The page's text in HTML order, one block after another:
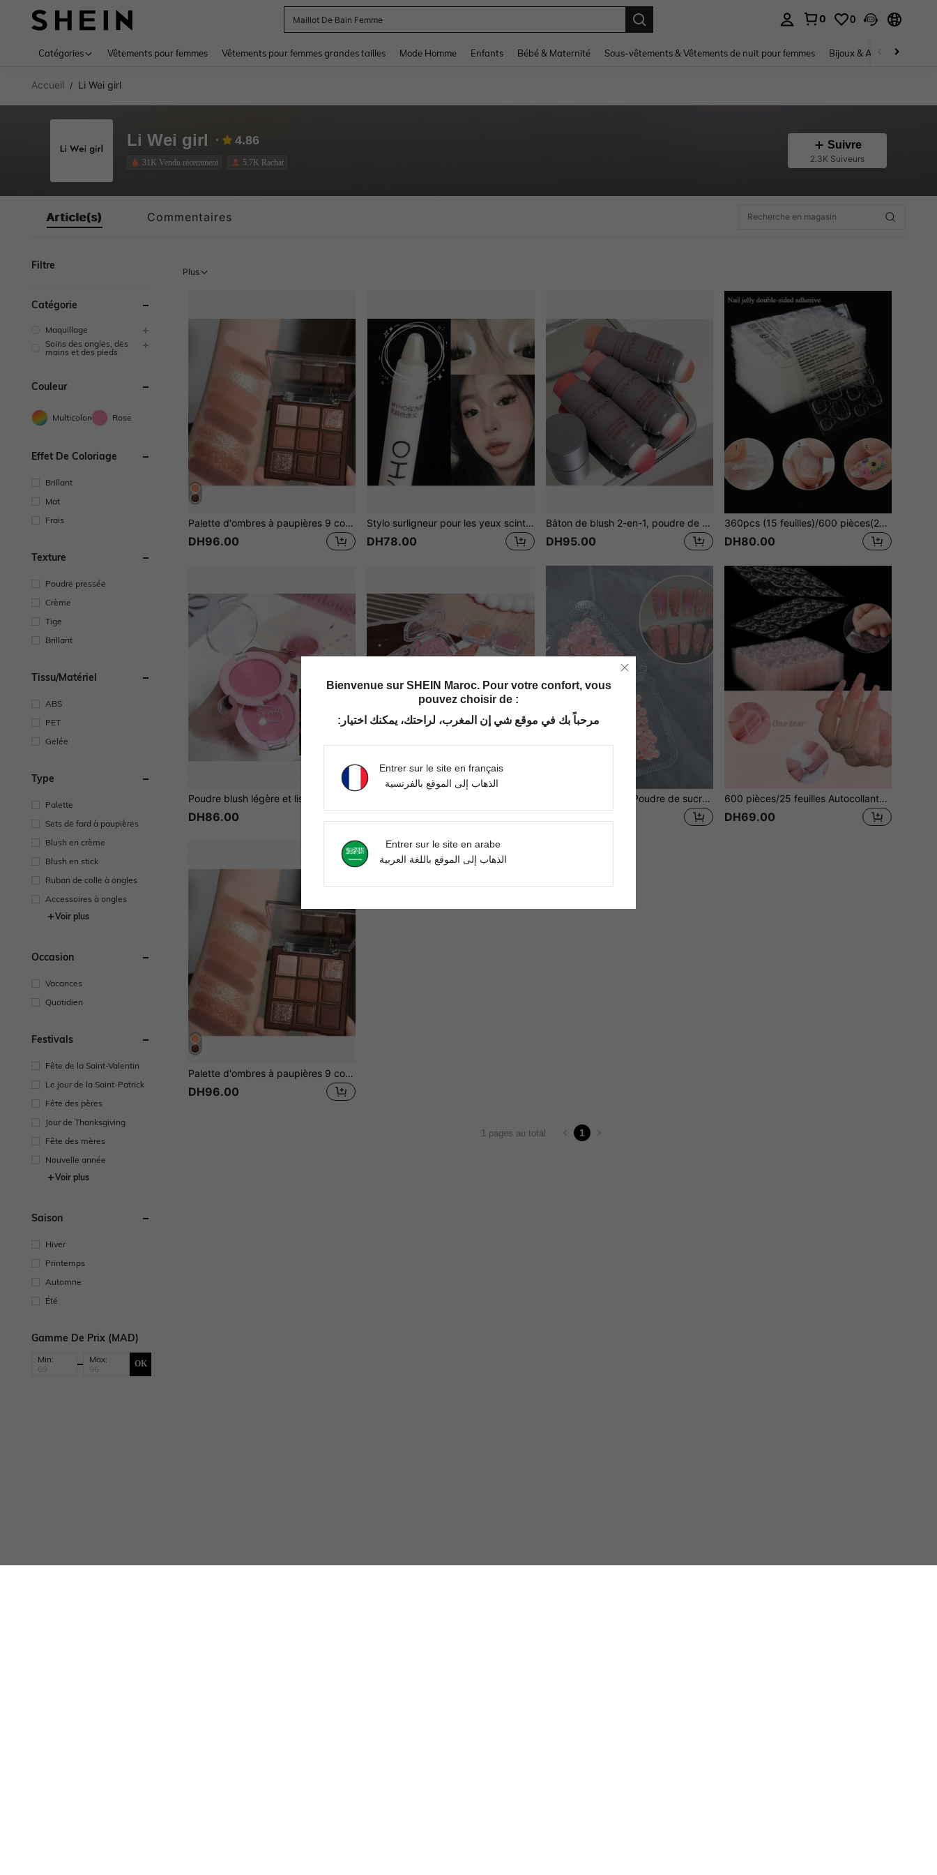
Maillot De Bain Femme
0 0
Catégories Vêtements pour femmes Vêtements pour femmes grandes tailles Mode Homme Enfants Bébé & Maternité Sous-vêtements & Vêtements de nuit pour femmes Bijoux & Accessoires pour
Accueil / Li Wei girl
Li Wei girl 4.86
31K Vendu récemment 5.7K Rachat
Suivre
2.3K Suiveurs
Article(s) Commentaires
Filtre
Catégorie
Maquillage
Soins des ongles, des
mains et des pieds
Couleur
Multicolore Rose
Effet De Coloriage
Brillant
Mat
Frais
Texture
Poudre pressée
Crème
Tige
Brillant
Tissu/matériel
ABS
PET
Gelée
Type
Palette
Sets de fard à paupières
Blush en crème
Blush en stick
Ruban de colle à ongles
Accessoires à ongles
Voir plus
Occasion
Vacances
Quotidien
Festivals
Fête de la Saint-Valentin
Le jour de la Saint-Patrick
Fête des pères
Jour de Thanksgiving
Fête des mères
Nouvelle année
Voir plus
Saison
Hiver
Printemps
Automne
Été
Gamme De Prix (MAD)
Min: Max: OK
Plus
Palette d'ombres à paupières 9 couleurs Mocha Chocolat, fini naturel mat et nacré, outil de maquillage
DH96.00
Stylo surligneur pour les yeux scintillant, stylo fard à paupières éclaircissant longue tenue pour le coin des yeux, stylo pailleté blanc perle scintillant pour la paupière et le pli inférieur, cosmétiques pour les yeux pour festival de musique
DH78.00
Bâton de blush 2-en-1, poudre de blush naturelle longue tenue, applicateur éponge double face pour blush et highlighter, couleur polyvalente pour les lèvres et les joues
DH95.00
360pcs (15 feuilles)/600 pièces(25 feuilles)/840 pièces(35 feuilles)/1080 pièces(45 feuilles)/1320 pièces(55 feuilles)/1560 pièces(65 feuilles) Colle à ongles en gel double face pour ongles à presser Colle gel DIY
DH80.00
DH86.00
Bijoux pour ongles Poudre de sucre de roche Camélias pour ongles Bijoux de roses Fleurs en résine scintillante fine Accessoires pour ongles Fleurs Fournitures pour nail art DIY Décorations pour ongles Pierres précieuses pour ongles 600 pièces/25 feuilles Autocollants d'art pour ongles roses imperméables et respirants, faux ongles à forte adhérence
DH69.00
Palette d'ombres à paupières 9 couleurs Mocha Chocolat, tons neutres et terreux, maquillage léger, paillettes scintillantes, outils de maquillage des yeux
DH96.00
1 pages au total 1
Bienvenue sur SHEIN Maroc. Pour votre confort, vous
pouvez choisir de :
مرحباً بك في موقع شي إن المغرب، لراحتك، يمكنك اختيار:
Entrer sur le site en français
الذهاب إلى الموقع بالفرنسية
Entrer sur le site en arabe
الذهاب إلى الموقع باللغة العربية